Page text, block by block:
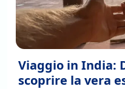
Viaggio in India:
scoprire la vera